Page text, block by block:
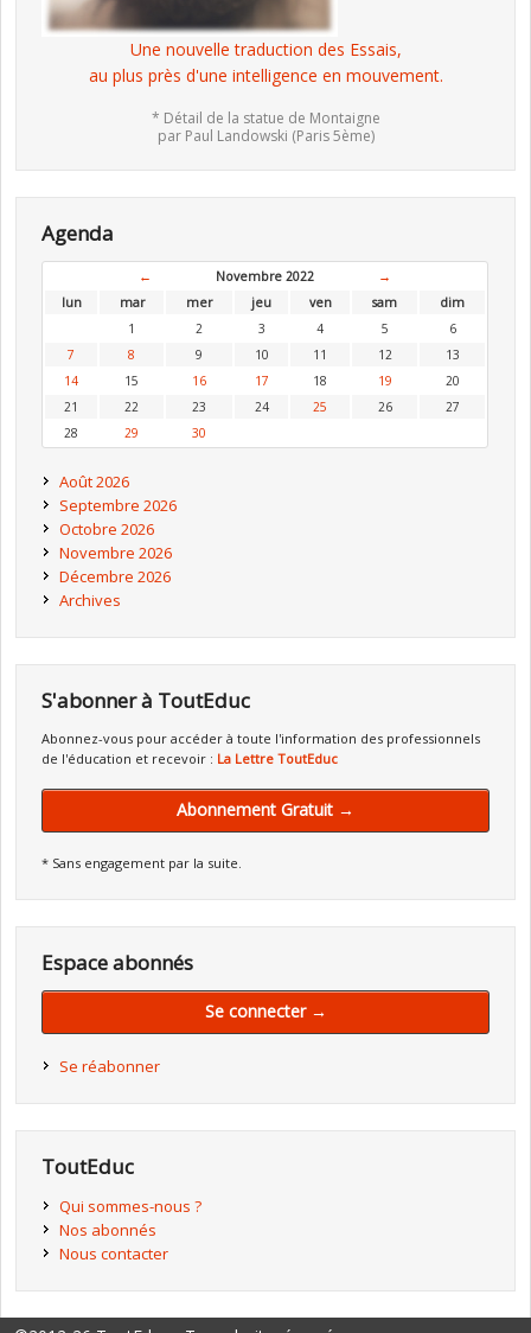
Une nouvelle traduction des Essais,
au plus près d'une intelligence en mouvement.
* Détail de la statue de Montaigne
par Paul Landowski (Paris 5ème)
Agenda
← Novembre 2022
→
lun
mar mer jeu ven sam
dim
1
2 3 4 5
6
7
8 9 10 11 12
13
14
15 16 17 18 19
20
21
22 23 24 25 26
27
28
29 30
Août 2026
Septembre 2026
Octobre 2026
Novembre 2026
Décembre 2026
Archives
S'abonner à ToutEduc
Abonnez-vous pour accéder à toute l'information des professionnels
de l'éducation et recevoir : La Lettre ToutEduc
Abonnement Gratuit →
* Sans engagement par la suite.
Espace abonnés
Se connecter →
Se réabonner
ToutEduc
Qui sommes-nous ?
Nos abonnés
Nous contacter